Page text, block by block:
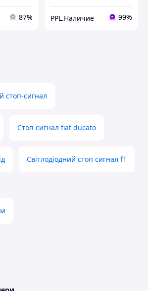
87% PPL.Наличие 99%
стоп-сигнал
Стоп сигнал fiat ducato
Світлодіодний стоп сигнал f1